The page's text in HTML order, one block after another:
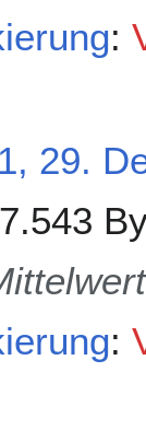
:
29.
: